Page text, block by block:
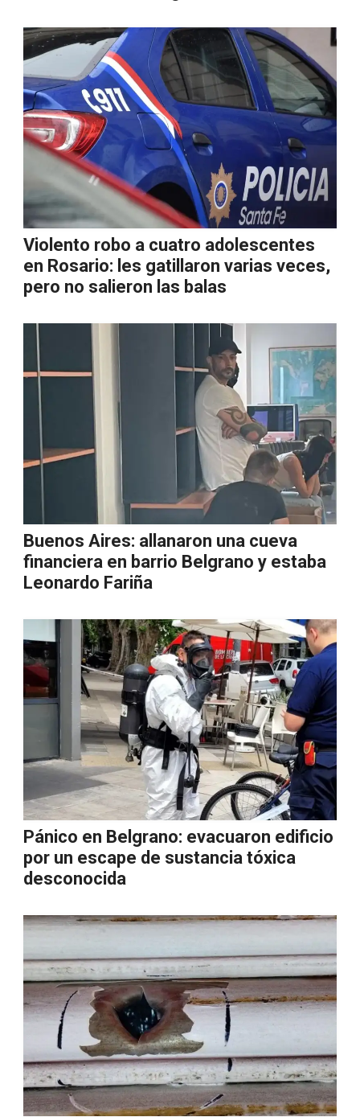
Violento robo a cuatro adolescentes
en Rosario: les gatillaron varias veces,
pero no salieron las balas
Buenos Aires: allanaron una cueva
financiera en barrio Belgrano y estaba
Leonardo Fariña
Pánico en Belgrano: evacuaron edificio
por un escape de sustancia tóxica
desconocida